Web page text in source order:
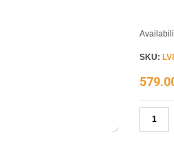
SKU: